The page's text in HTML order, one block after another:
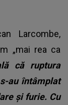
Larcombe,
„mai rea ca
că ruptura
au întâmplat
și furie. Cu